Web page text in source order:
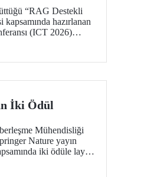
“RAG Destekli
hazırlanan
(ICT 2026)
İki Ödül
Mühendisliği
Nature yayın
iki ödüle layık